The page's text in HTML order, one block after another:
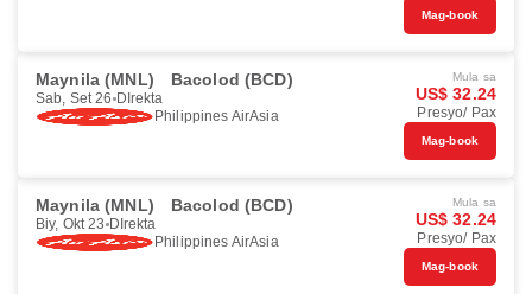
Mag-book
Maynila (MNL) Bacolod (BCD)
Sab, Set 26 DIrekta
Philippines AirAsia
Mula sa
US$ 32.24
Presyo/ Pax
Mag-book
Maynila (MNL) Bacolod (BCD)
Biy, Okt 23 DIrekta
Philippines AirAsia
Mula sa
US$ 32.24
Presyo/ Pax
Mag-book